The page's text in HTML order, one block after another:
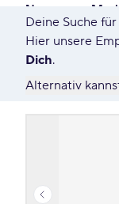
Neuwagen
2 Angebote für
Deine Suche für
Hier unsere
Dich.
Alternativ